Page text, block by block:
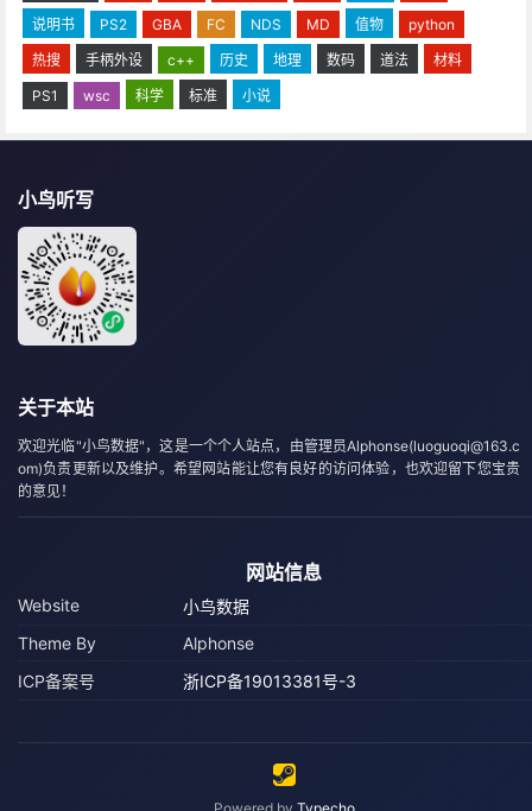
说明书
PS2 GBA FC NDS MD 值物
python
热搜
手柄外设 c++ 历史 地理 数码 道法
材料
PS1
wsc 科学 标准 小说
小鸟听写
关于本站
欢迎光临"小鸟数据"，这是一个个人站点，由管理员Alphonse(luoguoqi@163.c
om)负责更新以及维护。希望网站能让您有良好的访问体验，也欢迎留下您宝贵
的意见！
网站信息
Website
小鸟数据
Theme By
Alphonse
ICP备案号
浙ICP备19013381号-3